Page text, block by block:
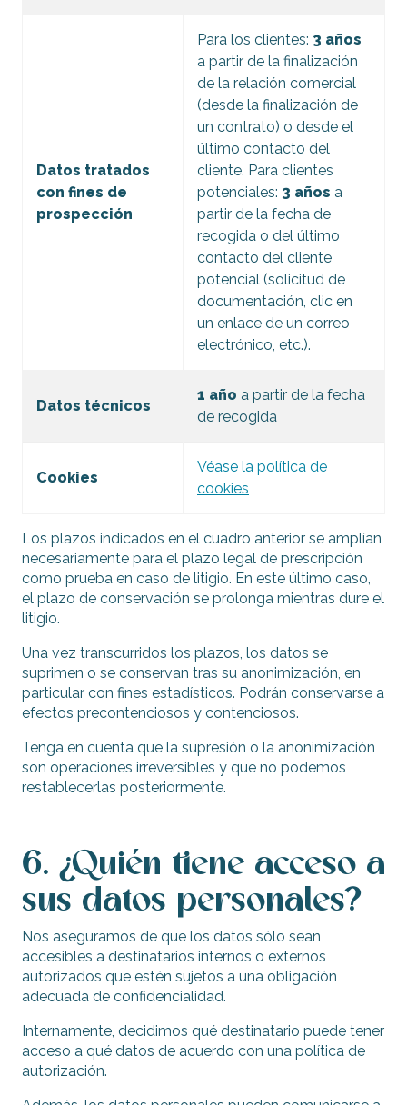
Datos tratados
con fines de
prospección
Para los clientes: 3 años
a partir de la finalización
de la relación comercial
(desde la finalización de
un contrato) o desde el
último contacto del
cliente. Para clientes
potenciales: 3 años a
partir de la fecha de
recogida o del último
contacto del cliente
potencial (solicitud de
documentación, clic en
un enlace de un correo
electrónico, etc.).
Datos técnicos
1 año a partir de la fecha
de recogida
Cookies
Véase la política de
cookies
Los plazos indicados en el cuadro anterior se amplían
necesariamente para el plazo legal de prescripción
como prueba en caso de litigio. En este último caso,
el plazo de conservación se prolonga mientras dure el
litigio.
Una vez transcurridos los plazos, los datos se
suprimen o se conservan tras su anonimización, en
particular con fines estadísticos. Podrán conservarse a
efectos precontenciosos y contenciosos.
Tenga en cuenta que la supresión o la anonimización
son operaciones irreversibles y que no podemos
restablecerlas posteriormente.
6. ¿Quién tiene acceso a
sus datos personales?
Nos aseguramos de que los datos sólo sean
accesibles a destinatarios internos o externos
autorizados que estén sujetos a una obligación
adecuada de confidencialidad.
Internamente, decidimos qué destinatario puede tener
acceso a qué datos de acuerdo con una política de
autorización.